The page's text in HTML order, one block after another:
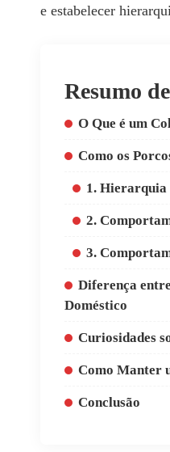
e estabelecer
Resumo
O Que é um
Como os
1. Hierarquia
2.
3.
Diferença
Doméstico
Curiosidades
Como Manter
Conclusão